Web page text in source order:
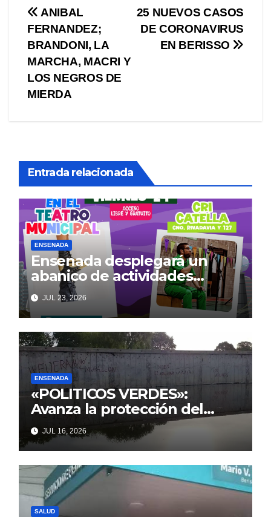
Navegación
de
entradas
25 NUEVOS CASOS
DE CORONAVIRUS
EN BERISSO
ANIBAL
FERNANDEZ;
BRANDONI, LA
MARCHA, MACRI Y
LOS NEGROS DE
MIERDA
Entrada relacionada
ENSENADA
Ensenada desplegará un
abanico de actividades
culturales y recreativas
gratuitas para disfrutar en
familia este fin de semana
JUL 23, 2026
ENSENADA
«POLITICOS VERDES»:
Avanza la protección del
Paseo Costero de Punta Lara
frente a intentos de parálisis
con trasfondo político
JUL 16, 2026
SALUD